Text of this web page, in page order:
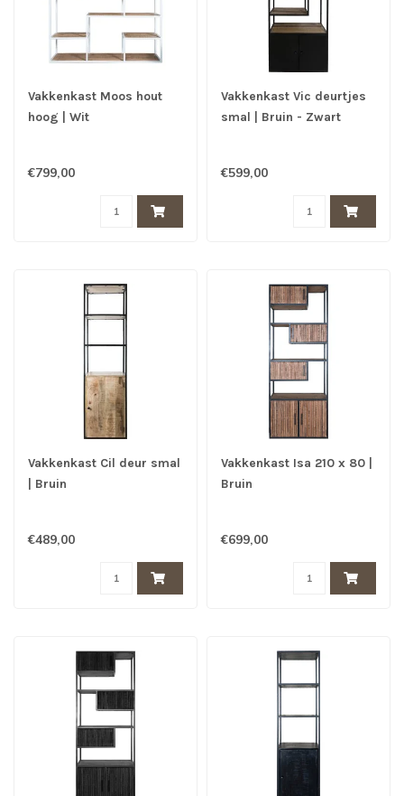
Vakkenkast Moos hout
hoog | Wit
€799,00
Vakkenkast Vic deurtjes
smal | Bruin - Zwart
€599,00
Vakkenkast Cil deur smal
| Bruin
€489,00
Vakkenkast Isa 210 x 80 |
Bruin
€699,00